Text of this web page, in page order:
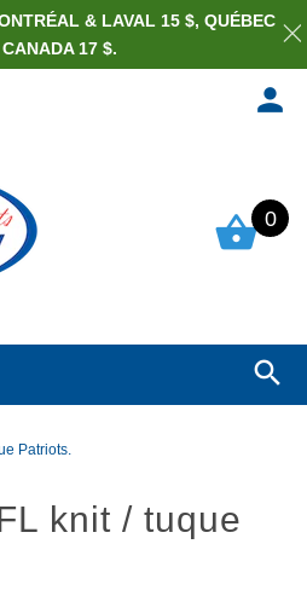
0
Patriots.
knit / tuque
& LAVAL 15 $, QUÉBEC
17 $.